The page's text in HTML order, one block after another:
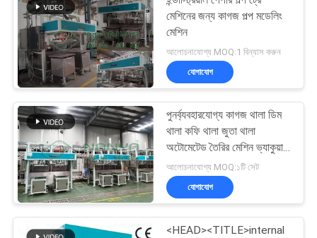
টেবিলওয়্যার মেকিং মেশিন
ডিম কার্টন মেশিন
51
মেশিনের জন্য কাগজ পল্প মডেলিং
মেশিন
আলোচনাযোগ্য MOQ:1 বিন্যাস করুন
যোগাযোগ
পুনর্ব্যবহারযোগ্য কাগজ থালা ডিম
থালা কফি থালা জুতা থালা
অটোমেটেড তৈরির মেশিন ভ্যাকুয়াম
adsorption নতুন ব্যবসা গঠন
আলোচনাযোগ্য MOQ:১টি সেট
যোগাযোগ
<HEAD><TITLE>internal